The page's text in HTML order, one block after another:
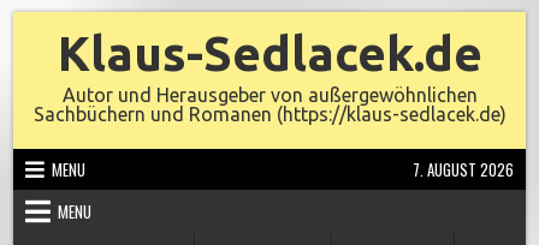
Klaus-Sedlacek.de
Autor und Herausgeber von außergewöhnlichen
Sachbüchern und Romanen (https://klaus-sedlacek.de)
MENU
7. AUGUST 2026
MENU